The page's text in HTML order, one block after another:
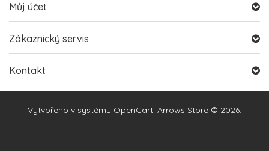
Můj účet
Zákaznický servis
Kontakt
Vytvořeno v systému OpenCart. Arrows Store © 2026.